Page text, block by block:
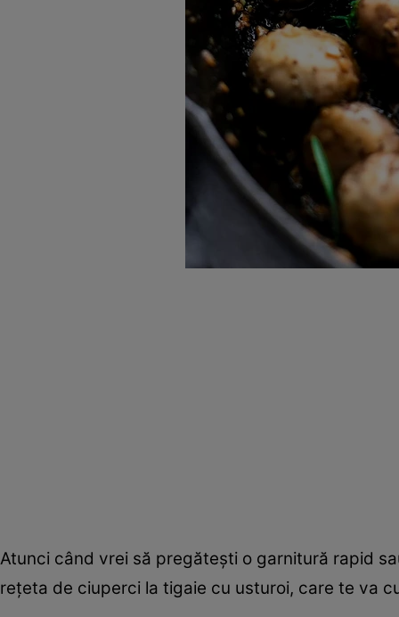
Atunci când vrei să pregăteşti o garnitură rapid
reţeta de ciuperci la tigaie cu usturoi, care te va